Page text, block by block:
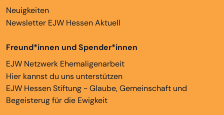
Neuigkeiten
Newsletter EJW Hessen Aktuell
Freund*innen und Spender*innen
EJW Netzwerk Ehemaligenarbeit
Hier kannst du uns unterstützen
EJW Hessen Stiftung - Glaube, Gemeinschaft und
Begeisterug für die Ewigkeit